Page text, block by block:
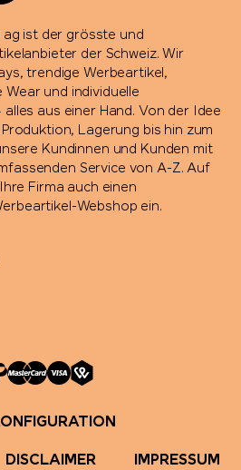
ist der grösste und
der Schweiz. Wir
trendige Werbeartikel,
und individuelle
aus einer Hand. Von der Idee
Lagerung bis hin zum
Kundinnen und Kunden mit
Service von A-Z. Auf
Firma auch einen
Webshop ein.
DISCLAIMER IMPRESSUM